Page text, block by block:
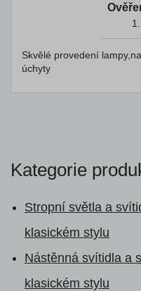
Skvělé provedení
úchyty
Kategorie
Stropní světla a
klasickém stylu
Nástěnná svítidla a
klasickém stylu